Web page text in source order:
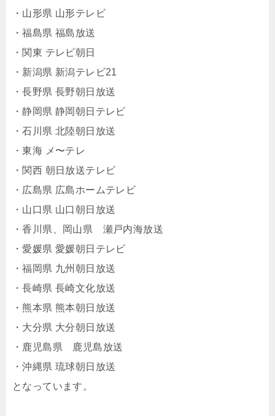
・山形県 山形テレビ
・福島県 福島放送
・関東 テレビ朝日
・新潟県 新潟テレビ21
・長野県 長野朝日放送
・静岡県 静岡朝日テレビ
・石川県 北陸朝日放送
・東海 メ〜テレ
・関西 朝日放送テレビ
・広島県 広島ホームテレビ
・山口県 山口朝日放送
・香川県、岡山県 瀬戸内海放送
・愛媛県 愛媛朝日テレビ
・福岡県 九州朝日放送
・長崎県 長崎文化放送
・熊本県 熊本朝日放送
・大分県 大分朝日放送
・鹿児島県 鹿児島放送
・沖縄県 琉球朝日放送
となっています。